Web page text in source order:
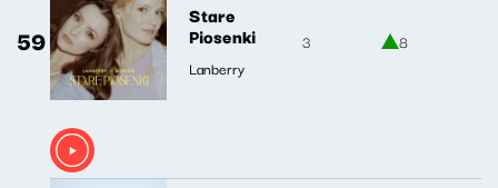
59
Stare
Piosenki
Lanberry
3 8